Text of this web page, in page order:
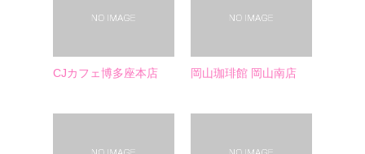
CJカフェ博多座本店 岡山珈琲館 岡山南店